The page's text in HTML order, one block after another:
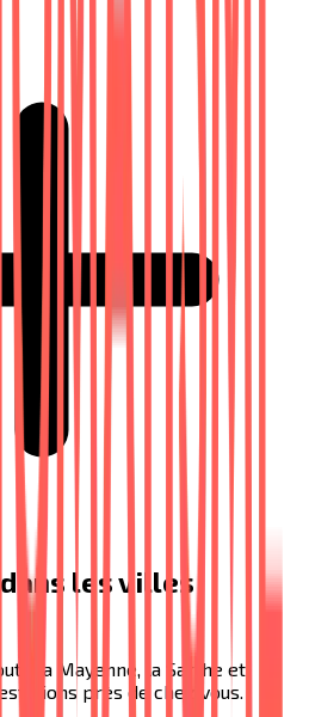
dans les villes
la Mayenne, la Sarthe et
près de chez vous.